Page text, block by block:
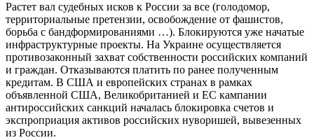
Растет вал судебных исков к России за все (голодомор,
территориальные претензии, освобождение от фашистов,
борьба с бандформированиями …). Блокируются уже начатые
инфраструктурные проекты. На Украине осуществляется
противозаконный захват собственности российских компаний
и граждан. Отказываются платить по ранее полученным
кредитам. В США и европейских странах в рамках
объявленной США, Великобританией и ЕС кампании
антироссийских санкций началась блокировка счетов и
экспроприация активов российских нуворишей, вывезенных
из России.